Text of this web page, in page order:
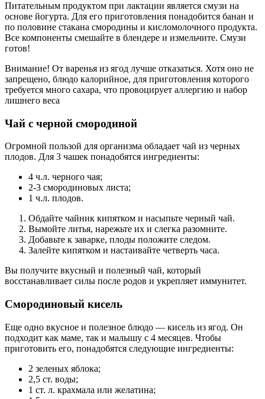
Питательным продуктом при лактации является смузи на
основе йогурта. Для его приготовления понадобится банан и
по половине стакана смородины и кисломолочного продукта.
Все компоненты смешайте в блендере и измельчите. Смузи
готов!
Внимание! От варенья из ягод лучше отказаться. Хотя оно не
запрещено, блюдо калорийное, для приготовления которого
требуется много сахара, что провоцирует аллергию и набор
лишнего веса
Чай с черной смородиной
Огромной пользой для организма обладает чай из черных
плодов. Для 3 чашек понадобятся ингредиенты:
4 ч.л. черного чая;
2-3 смородиновых листа;
1 ч.л. плодов.
Обдайте чайник кипятком и насыпьте черный чай.
Вымойте литья, нарежьте их и слегка разомните.
Добавьте к заварке, плоды положите следом.
Залейте кипятком и настаивайте четверть часа.
Вы получите вкусный и полезный чай, который
восстанавливает силы после родов и укрепляет иммунитет.
Смородиновый кисель
Еще одно вкусное и полезное блюдо — кисель из ягод. Он
подходит как маме, так и малышу с 4 месяцев. Чтобы
приготовить его, понадобятся следующие ингредиенты:
2 зеленых яблока;
2,5 ст. воды;
1 ст. л. крахмала или желатина;